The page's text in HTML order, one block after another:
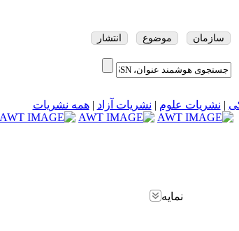
سازمان موضوع
انتشار
| نشریات علوم | نشریات آزاد |همه نشریات
نمایه